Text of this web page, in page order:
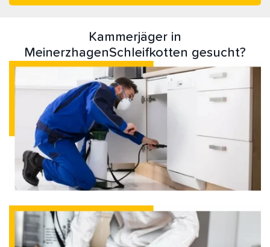
Kammerjäger in
MeinerzhagenSchleifkotten gesucht?